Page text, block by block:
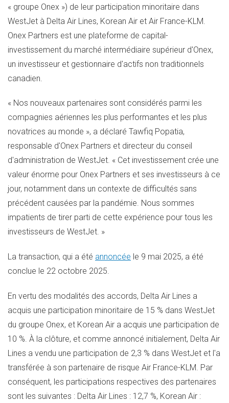
« groupe Onex ») de leur participation minoritaire dans
WestJet à Delta Air Lines, Korean Air et Air France-KLM.
Onex Partners est une plateforme de capital-
investissement du marché intermédiaire supérieur d'Onex,
un investisseur et gestionnaire d'actifs non traditionnels
canadien.
« Nos nouveaux partenaires sont considérés parmi les
compagnies aériennes les plus performantes et les plus
novatrices au monde », a déclaré Tawfiq Popatia,
responsable d'Onex Partners et directeur du conseil
d'administration de WestJet. « Cet investissement crée une
valeur énorme pour Onex Partners et ses investisseurs à ce
jour, notamment dans un contexte de difficultés sans
précédent causées par la pandémie. Nous sommes
impatients de tirer parti de cette expérience pour tous les
investisseurs de WestJet. »
La transaction, qui a été annoncée le 9 mai 2025, a été
conclue le 22 octobre 2025.
En vertu des modalités des accords, Delta Air Lines a
acquis une participation minoritaire de 15 % dans WestJet
du groupe Onex, et Korean Air a acquis une participation de
10 %. À la clôture, et comme annoncé initialement, Delta Air
Lines a vendu une participation de 2,3 % dans WestJet et l'a
transférée à son partenaire de risque Air France-KLM. Par
conséquent, les participations respectives des partenaires
sont les suivantes : Delta Air Lines : 12,7 %, Korean Air :